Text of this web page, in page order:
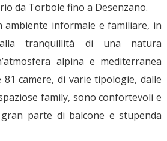
da Torbole fino a Desenzano.
ambiente informale e familiare, in
tranquillità di una natura
alpina e mediterranea
camere, di varie tipologie, dalle
family, sono confortevoli e
parte di balcone e stupenda